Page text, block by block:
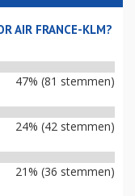
AIR FRANCE-KLM?
47% (81 stemmen)
24% (42 stemmen)
21% (36 stemmen)